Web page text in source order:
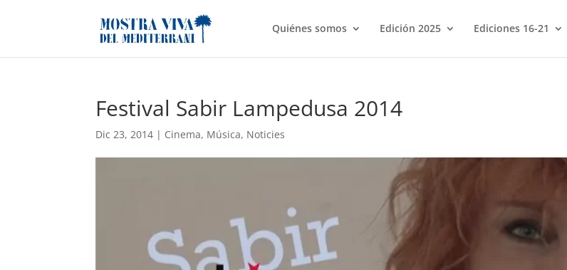
Quiénes somos Edición 2025 Ediciones 16-21
Festival Sabir Lampedusa 2014
Dic 23, 2014 | Cinema, Música, Noticies